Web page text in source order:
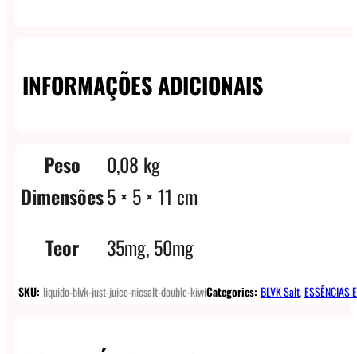
INFORMAÇÕES ADICIONAIS
Peso
0,08 kg
Dimensões5 × 5 × 11 cm
Teor
35mg, 50mg
SKU: liquido-blvk-just-juice-nicsalt-double-kiwiCategories: BLVK Salt,ESSÊNCIAS